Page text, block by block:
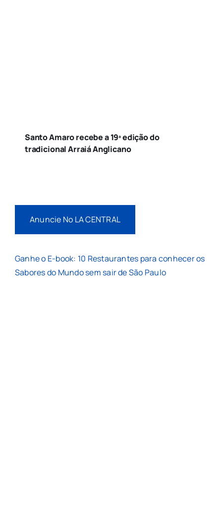
Santo Amaro recebe a 19ª edição do
tradicional Arraiá Anglicano
Anuncie No LA CENTRAL
Ganhe o E-book: 10 Restaurantes para conhecer os
Sabores do Mundo sem sair de São Paulo